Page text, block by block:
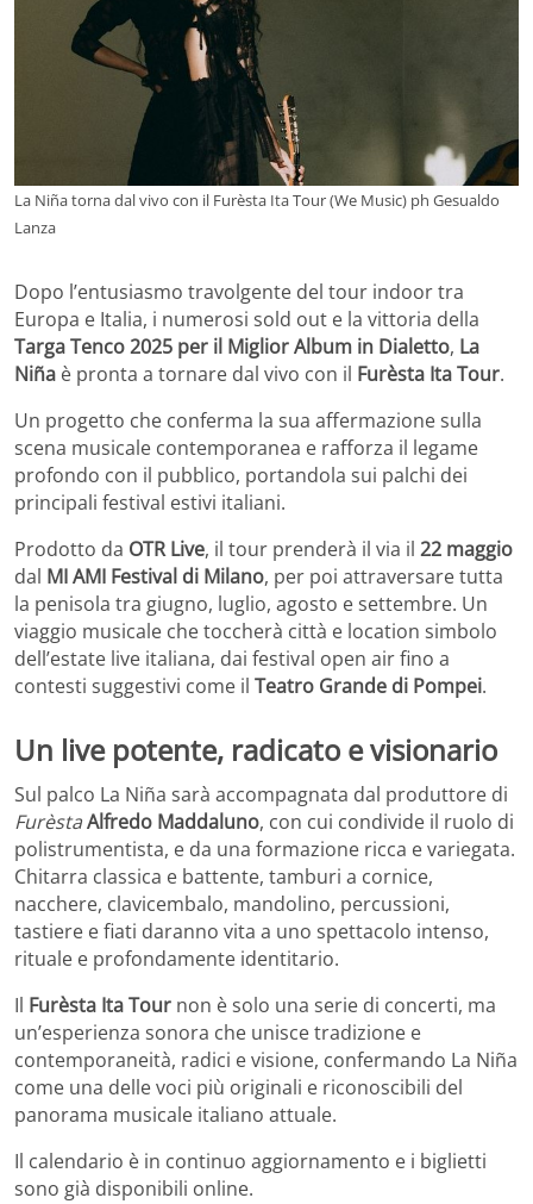
La Niña torna dal vivo con il Furèsta Ita Tour (We Music) ph Gesualdo
Lanza
Dopo l’entusiasmo travolgente del tour indoor tra
Europa e Italia, i numerosi sold out e la vittoria della
Targa Tenco 2025 per il Miglior Album in Dialetto, La
Niña è pronta a tornare dal vivo con il Furèsta Ita Tour.
Un progetto che conferma la sua affermazione sulla
scena musicale contemporanea e rafforza il legame
profondo con il pubblico, portandola sui palchi dei
principali festival estivi italiani.
Prodotto da OTR Live, il tour prenderà il via il 22 maggio
dal MI AMI Festival di Milano, per poi attraversare tutta
la penisola tra giugno, luglio, agosto e settembre. Un
viaggio musicale che toccherà città e location simbolo
dell’estate live italiana, dai festival open air fino a
contesti suggestivi come il Teatro Grande di Pompei.
Un live potente, radicato e visionario
Sul palco La Niña sarà accompagnata dal produttore di
FurèstaAlfredo Maddaluno, con cui condivide il ruolo di
polistrumentista, e da una formazione ricca e variegata.
Chitarra classica e battente, tamburi a cornice,
nacchere, clavicembalo, mandolino, percussioni,
tastiere e fiati daranno vita a uno spettacolo intenso,
rituale e profondamente identitario.
Il Furèsta Ita Tour non è solo una serie di concerti, ma
un’esperienza sonora che unisce tradizione e
contemporaneità, radici e visione, confermando La Niña
come una delle voci più originali e riconoscibili del
panorama musicale italiano attuale.
Il calendario è in continuo aggiornamento e i biglietti
sono già disponibili online.